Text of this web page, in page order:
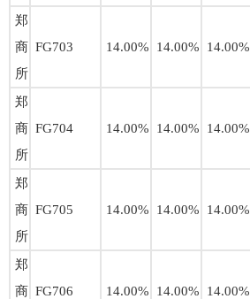
郑
商
所
FG703 14.00% 14.00% 14.00%
郑
商
所
FG704 14.00% 14.00% 14.00%
郑
商
所
FG705 14.00% 14.00% 14.00%
郑
商 FG706 14.00% 14.00% 14.00%